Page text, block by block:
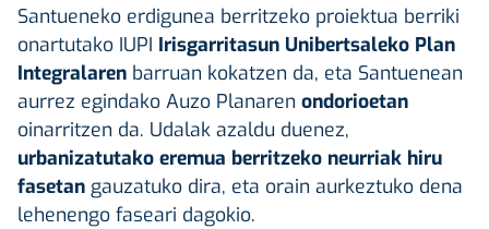
Santueneko erdigunea berritzeko proiektua berriki
onartutako IUPI Irisgarritasun Unibertsaleko Plan
Integralaren barruan kokatzen da, eta Santuenean
aurrez egindako Auzo Planaren ondorioetan
oinarritzen da. Udalak azaldu duenez,
urbanizatutako eremua berritzeko neurriak hiru
fasetan gauzatuko dira, eta orain aurkeztuko dena
lehenengo faseari dagokio.